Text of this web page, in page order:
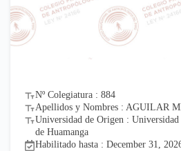
Nº Colegiatura : 884
Apellidos y Nombres : AGUILAR
Universidad de Origen :
de Huamanga
Habilitado hasta : December 31,